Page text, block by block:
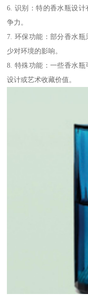
6. 识别：特的香水瓶设
争力。
7. 环保功能：部分香水
少对环境的影响。
8. 特殊功能：一些香水
设计或艺术收藏价值。